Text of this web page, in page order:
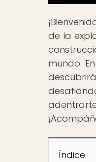
de la
mundo.
Índice